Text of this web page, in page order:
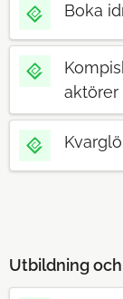
Boka
aktörer
Utbildning